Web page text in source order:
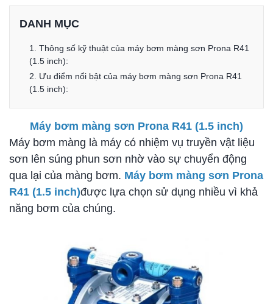
DANH MỤC
1. Thông số kỹ thuật của máy bơm màng sơn Prona R41
(1.5 inch):
2. Ưu điểm nổi bật của máy bơm màng sơn Prona R41
(1.5 inch):
Máy bơm màng sơn Prona R41 (1.5 inch)
Máy bơm màng là máy có nhiệm vụ truyền vật liệu
sơn lên súng phun sơn nhờ vào sự chuyển động
qua lại của màng bơm. Máy bơm màng sơn Prona
R41 (1.5 inch)được lựa chọn sử dụng nhiều vì khả
năng bơm của chúng.